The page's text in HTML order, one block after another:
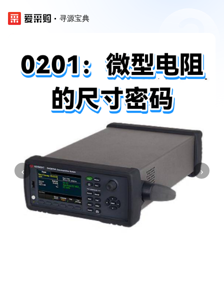
寻源宝典
‹ ›